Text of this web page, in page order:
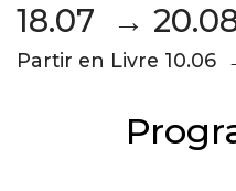
18.07 →
Partir en Livre 10.06